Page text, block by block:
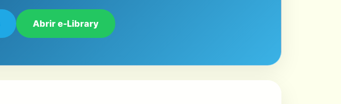
Abrir e-Library